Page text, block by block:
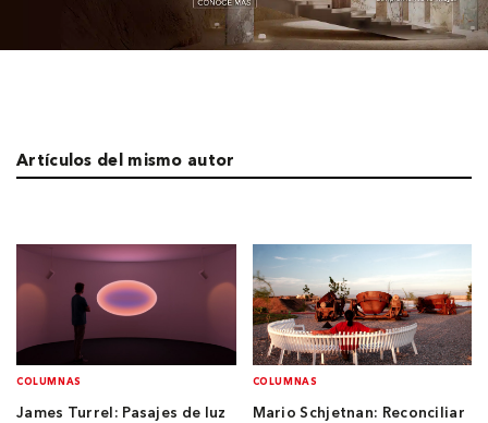
Artículos del mismo autor
COLUMNAS
James Turrel: Pasajes de luz
COLUMNAS
Mario Schjetnan: Reconciliar